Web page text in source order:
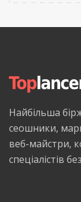
Найбільша
сеошники,
веб-майстри,
спеціалістів